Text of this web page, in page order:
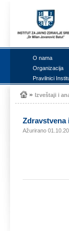
О nаmа
Оrgаnizаciја
Prаvilnici
Izvеštајi i
Ažurirano